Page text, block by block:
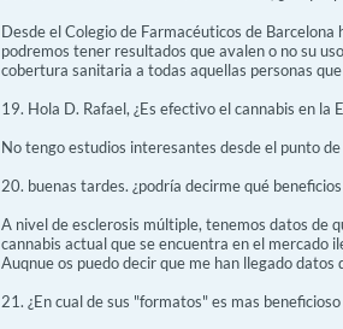
Desde el Colegio de Farmacéuticos de
podremos tener resultados que avalen o no su
cobertura sanitaria a todas aquellas personas
19. Hola D. Rafael, ¿Es efectivo el cannabis en la
No tengo estudios interesantes desde el punto
20. buenas tardes. ¿podría decirme qué
A nivel de esclerosis múltiple, tenemos datos de
cannabis actual que se encuentra en el mercado
Auqnue os puedo decir que me han llegado
21. ¿En cual de sus "formatos" es mas